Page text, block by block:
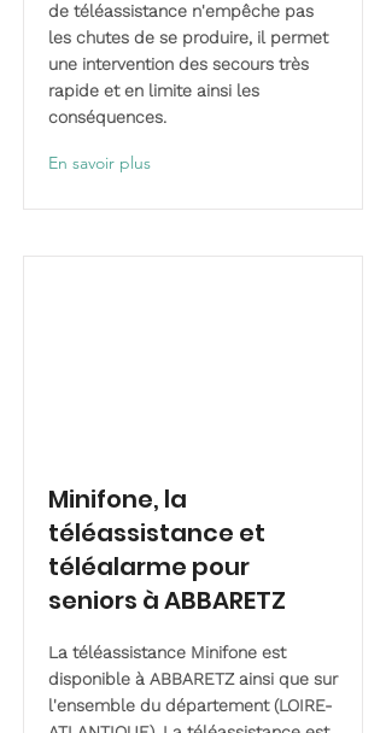
de téléassistance n'empêche pas
les chutes de se produire, il permet
une intervention des secours très
rapide et en limite ainsi les
conséquences.
En savoir plus
Minifone, la
téléassistance et
téléalarme pour
seniors à ABBARETZ
La téléassistance Minifone est
disponible à ABBARETZ ainsi que sur
l'ensemble du département (LOIRE-